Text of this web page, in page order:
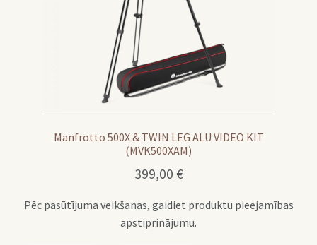
Manfrotto 500X & TWIN LEG ALU VIDEO KIT
(MVK500XAM)
399,00 €
Pēc pasūtījuma veikšanas, gaidiet produktu pieejamības
apstiprinājumu.